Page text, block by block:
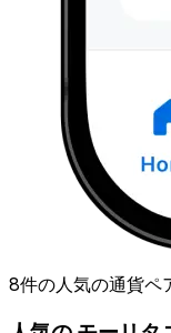
8件の人気の通貨ペ